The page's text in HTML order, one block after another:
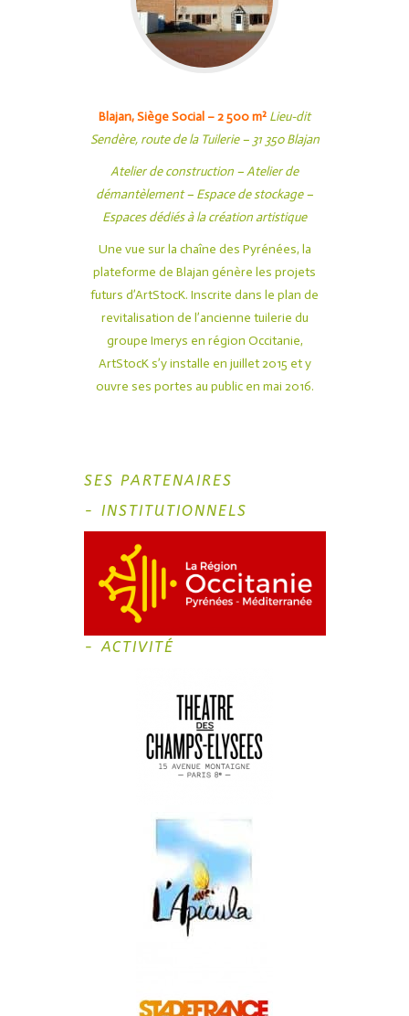
Blajan, Siège Social – 2 500 m² Lieu-dit
Sendère, route de la Tuilerie – 31 350 Blajan
Atelier de construction – Atelier de
démantèlement – Espace de stockage –
Espaces dédiés à la création artistique
Une vue sur la chaîne des Pyrénées, la
plateforme de Blajan génère les projets
futurs d’ArtStocK. Inscrite dans le plan de
revitalisation de l’ancienne tuilerie du
groupe Imerys en région Occitanie,
ArtStocK s’y installe en juillet 2015 et y
ouvre ses portes au public en mai 2016.
SES PARTENAIRES
- INSTITUTIONNELS
- ACTIVITÉ